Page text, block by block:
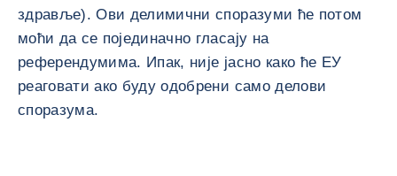
здравље). Ови делимични споразуми ће потом
моћи да се појединачно гласају на
референдумима. Ипак, није јасно како ће ЕУ
реаговати ако буду одобрени само делови
споразума.